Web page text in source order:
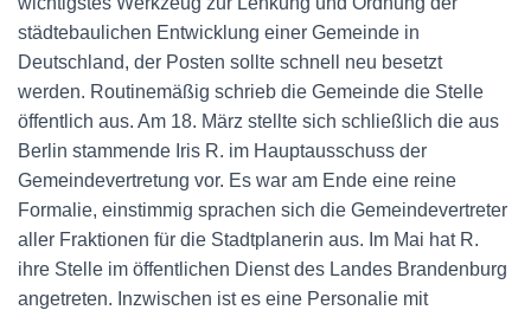
städtebaulichen Entwicklung einer Gemeinde in
Deutschland, der Posten sollte schnell neu besetzt
werden. Routinemäßig schrieb die Gemeinde die Stelle
öffentlich aus. Am 18. März stellte sich schließlich die aus
Berlin stammende Iris R. im Hauptausschuss der
Gemeindevertretung vor. Es war am Ende eine reine
Formalie, einstimmig sprachen sich die Gemeindevertreter
aller Fraktionen für die Stadtplanerin aus. Im Mai hat R.
ihre Stelle im öffentlichen Dienst des Landes Brandenburg
angetreten. Inzwischen ist es eine Personalie mit